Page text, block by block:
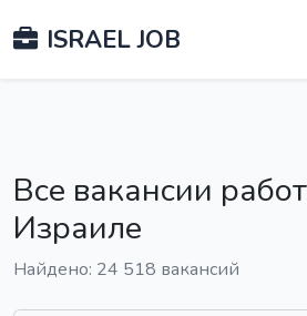
ISRAEL JOB
Все вакансии
Израиле
Найдено: 24 518 вакансий